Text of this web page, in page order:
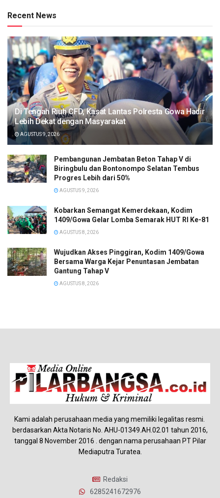
Recent News
Di Tengah Riuh CFD, Kasat Lantas Polresta Gowa Hadir
Lebih Dekat dengan Masyarakat
AGUSTUS 9, 2026
Pembangunan Jembatan Beton Tahap V di
Biringbulu dan Bontonompo Selatan Tembus
Progres Lebih dari 50%
AGUSTUS 9, 2026
Kobarkan Semangat Kemerdekaan, Kodim
1409/Gowa Gelar Lomba Semarak HUT RI Ke-81
AGUSTUS 8, 2026
Wujudkan Akses Pinggiran, Kodim 1409/Gowa
Bersama Warga Kejar Penuntasan Jembatan
Gantung Tahap V
AGUSTUS 8, 2026
Kami adalah perusahaan media yang memiliki legalitas resmi.
berdasarkan Akta Notaris No. AHU-01349.AH.02.01 tahun 2016,
tanggal 8 November 2016 . dengan nama perusahaan PT Pilar
Mediaputra Turatea.
Redaksi
6285241672976